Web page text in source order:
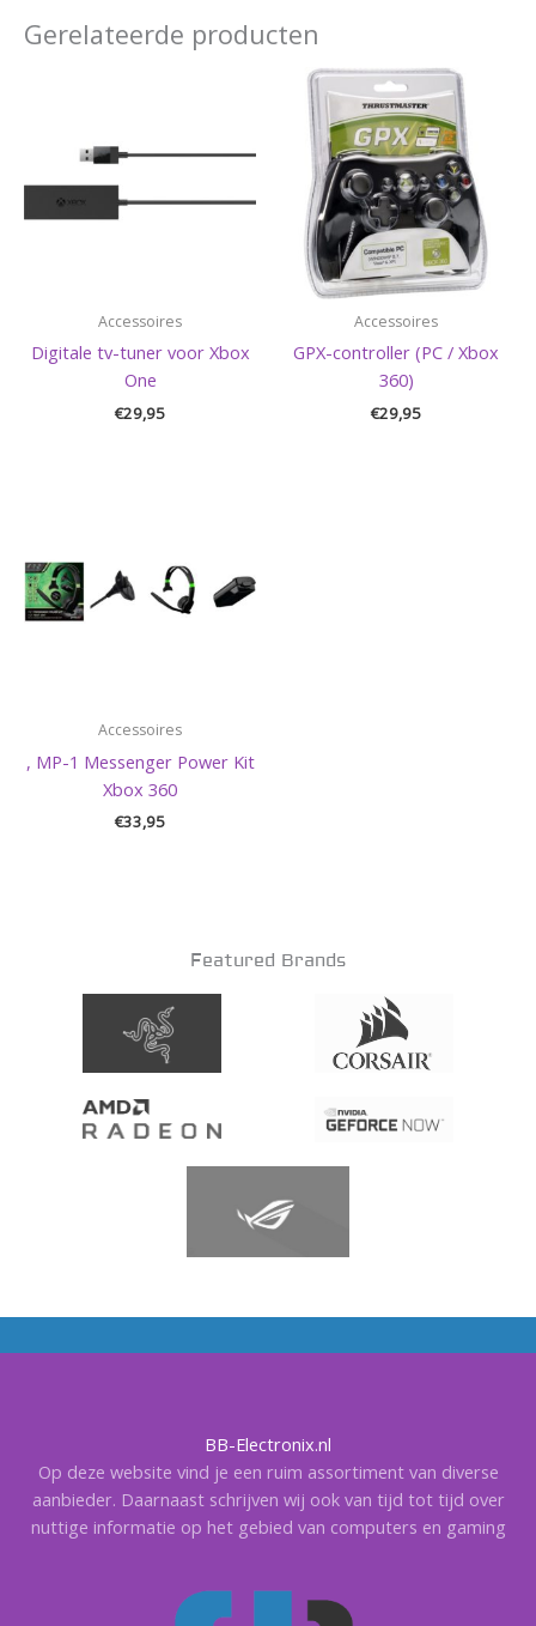
Gerelateerde producten
Accessoires
Digitale tv-tuner voor Xbox
One
€29,95
Accessoires
GPX-controller (PC / Xbox
360)
€29,95
Accessoires
, MP-1 Messenger Power Kit
Xbox 360
€33,95
Featured Brands
BB-Electronix.nl
Op deze website vind je een ruim assortiment van diverse
aanbieder. Daarnaast schrijven wij ook van tijd tot tijd over
nuttige informatie op het gebied van computers en gaming